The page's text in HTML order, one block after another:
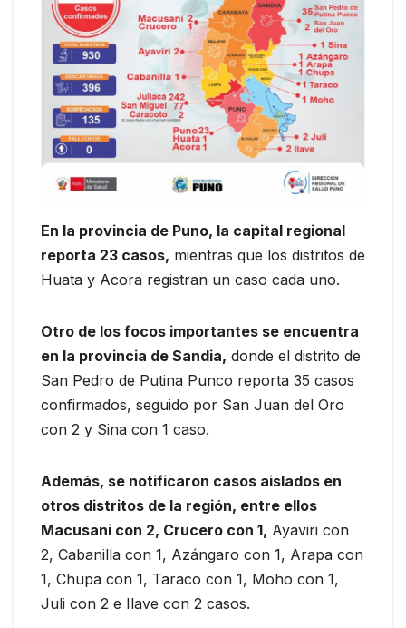
En la provincia de Puno, la capital regional
reporta 23 casos, mientras que los distritos de
Huata y Acora registran un caso cada uno.
Otro de los focos importantes se encuentra
en la provincia de Sandia, donde el distrito de
San Pedro de Putina Punco reporta 35 casos
confirmados, seguido por San Juan del Oro
con 2 y Sina con 1 caso.
Además, se notificaron casos aislados en
otros distritos de la región, entre ellos
Macusani con 2, Crucero con 1, Ayaviri con
2, Cabanilla con 1, Azángaro con 1, Arapa con
1, Chupa con 1, Taraco con 1, Moho con 1,
Juli con 2 e Ilave con 2 casos.